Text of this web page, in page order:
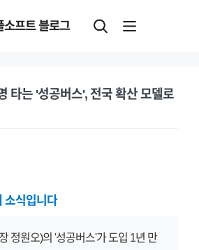
소프트 블로그
타는 '성공버스', 전국 확산 모델로
소식입니다
정원오)의 '성공버스'가 도입 1년 만